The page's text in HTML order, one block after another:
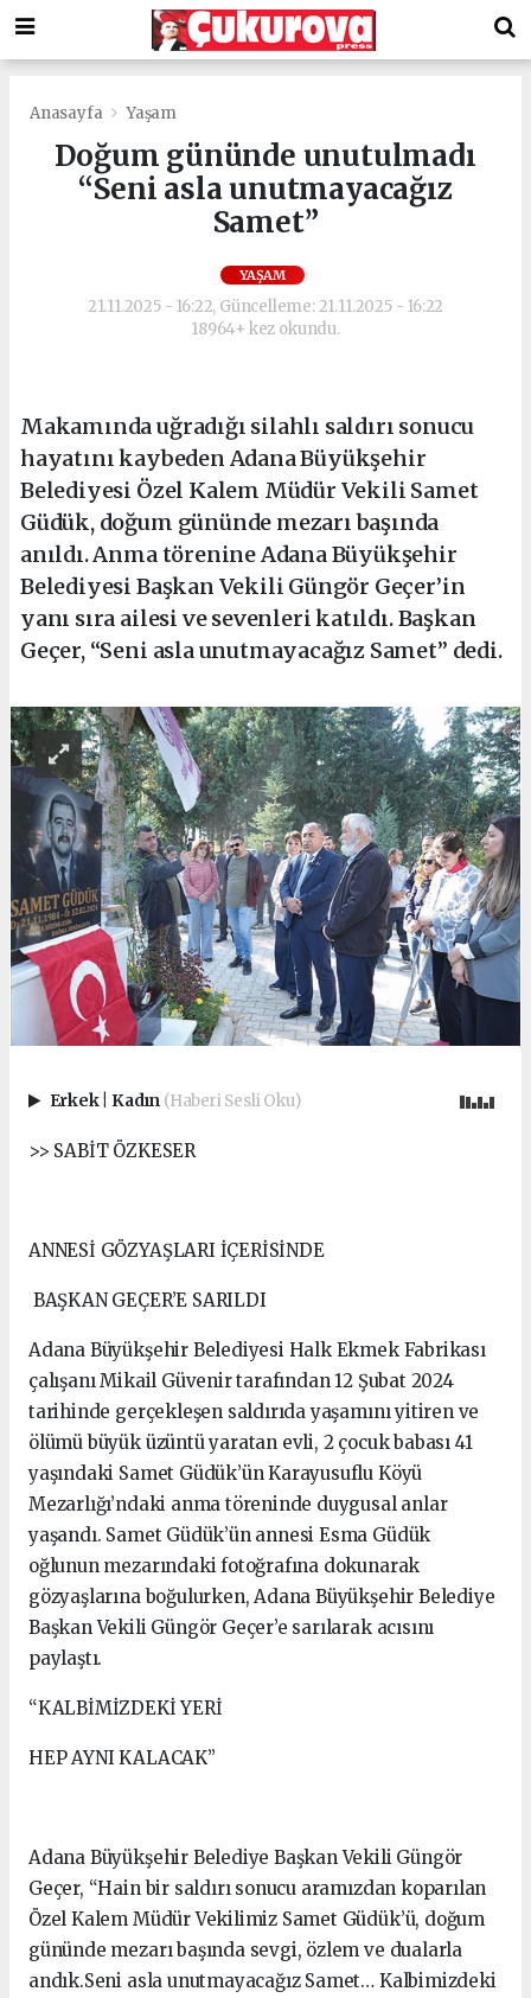
Anasayfa Yaşam
Doğum gününde unutulmadı
“Seni asla unutmayacağız
Samet”
YAŞAM
21.11.2025 - 16:22, Güncelleme: 21.11.2025 - 16:22
18964+ kez okundu.
Makamında uğradığı silahlı saldırı sonucu
hayatını kaybeden Adana Büyükşehir
Belediyesi Özel Kalem Müdür Vekili Samet
Güdük, doğum gününde mezarı başında
anıldı. Anma törenine Adana Büyükşehir
Belediyesi Başkan Vekili Güngör Geçer’in
yanı sıra ailesi ve sevenleri katıldı. Başkan
Geçer, “Seni asla unutmayacağız Samet” dedi.
Erkek Kadın (Haberi Sesli Oku)
>> SABİT ÖZKESER
ANNESİ GÖZYAŞLARI İÇERİSİNDE
BAŞKAN GEÇER’E SARILDI
Adana Büyükşehir Belediyesi Halk Ekmek Fabrikası
çalışanı Mikail Güvenir tarafından 12 Şubat 2024
tarihinde gerçekleşen saldırıda yaşamını yitiren ve
ölümü büyük üzüntü yaratan evli, 2 çocuk babası 41
yaşındaki Samet Güdük’ün Karayusuflu Köyü
Mezarlığı’ndaki anma töreninde duygusal anlar
yaşandı. Samet Güdük’ün annesi Esma Güdük
oğlunun mezarındaki fotoğrafına dokunarak
gözyaşlarına boğulurken, Adana Büyükşehir Belediye
Başkan Vekili Güngör Geçer’e sarılarak acısını
paylaştı.
“KALBİMİZDEKİ YERİ
HEP AYNI KALACAK”
Adana Büyükşehir Belediye Başkan Vekili Güngör
Geçer, “Hain bir saldırı sonucu aramızdan koparılan
Özel Kalem Müdür Vekilimiz Samet Güdük’ü, doğum
gününde mezarı başında sevgi, özlem ve dualarla
andık.Seni asla unutmayacağız Samet… Kalbimizdeki